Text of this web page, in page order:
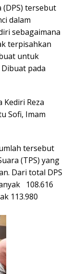
(DPS) tersebut
dalam
sebagaimana
terpisahkan
untuk
pada
Kediri Reza
Sofi, Imam
tersebut
(TPS) yang
Dari total DPS
108.616
113.980